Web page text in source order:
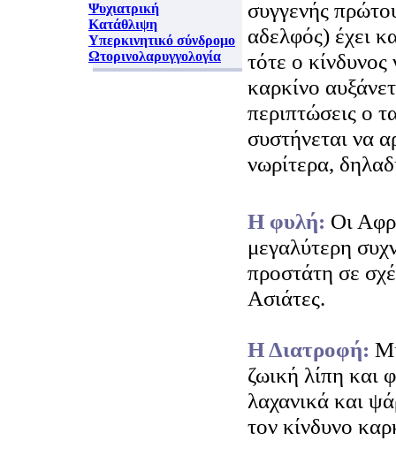
Ψυχιατρική
Κατάθλιψη
Υπερκινητικό σύνδρομο
Ωτορινολαρυγγολογία
συγγενής
αδελφός) έχει
τότε ο κίνδυνος
καρκίνο
περιπτώσεις ο
συστήνεται να
νωρίτερα,
Η φυλή: Οι
μεγαλύτερη
προστάτη σε
Ασιάτες.
Η Διατροφή:
ζωική λίπη και
λαχανικά και
τον κίνδυνο